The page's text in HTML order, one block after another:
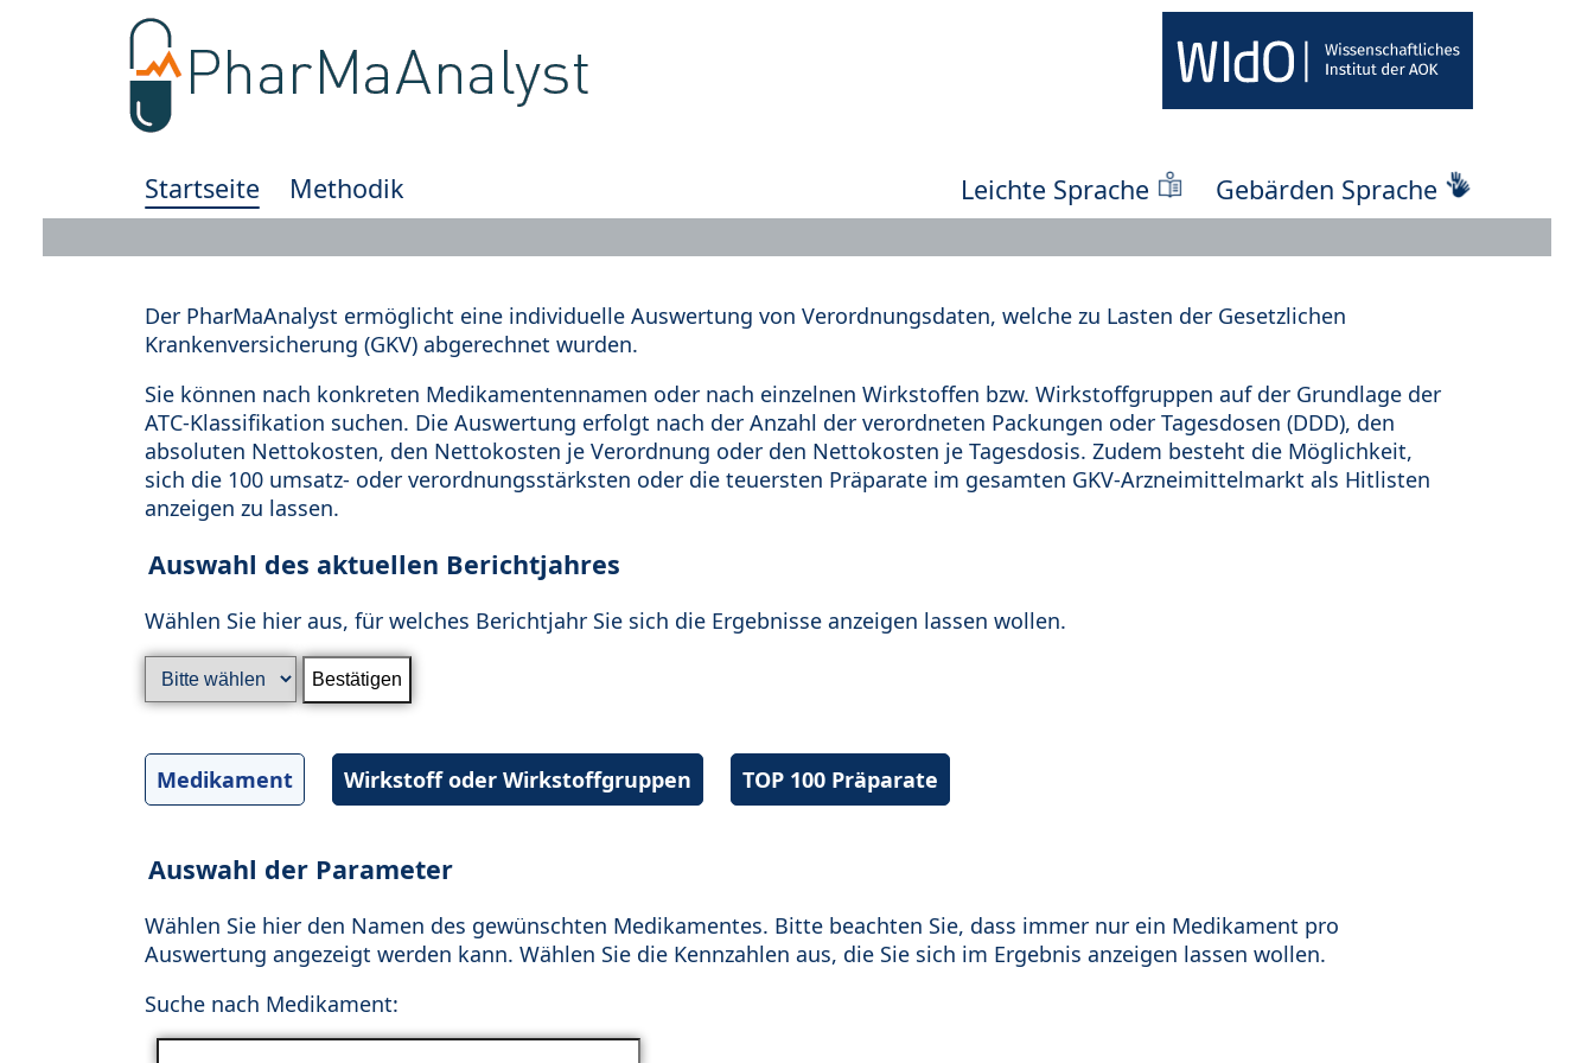
Startseite Methodik Leichte Sprache Gebärden Sprache
Der PharMaAnalyst ermöglicht eine individuelle Auswertung von Verordnungsdaten, welche zu Lasten der Gesetzlichen
Krankenversicherung (GKV) abgerechnet wurden.
Sie können nach konkreten Medikamentennamen oder nach einzelnen Wirkstoffen bzw. Wirkstoffgruppen auf der Grundlage der
ATC-Klassifikation suchen. Die Auswertung erfolgt nach der Anzahl der verordneten Packungen oder Tagesdosen (DDD), den
absoluten Nettokosten, den Nettokosten je Verordnung oder den Nettokosten je Tagesdosis. Zudem besteht die Möglichkeit,
sich die 100 umsatz- oder verordnungsstärksten oder die teuersten Präparate im gesamten GKV-Arzneimittelmarkt als Hitlisten
anzeigen zu lassen.
Auswahl des aktuellen Berichtjahres
Wählen Sie hier aus, für welches Berichtjahr Sie sich die Ergebnisse anzeigen lassen wollen.
Medikament Wirkstoff oder Wirkstoffgruppen TOP 100 Präparate
Auswahl der Parameter
Wählen Sie hier den Namen des gewünschten Medikamentes. Bitte beachten Sie, dass immer nur ein Medikament pro
Auswertung angezeigt werden kann. Wählen Sie die Kennzahlen aus, die Sie sich im Ergebnis anzeigen lassen wollen.
Suche nach Medikament: